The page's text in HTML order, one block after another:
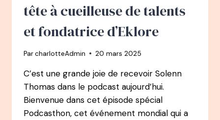
tête à cueilleuse de talents
et fondatrice d’Eklore
ParcharlotteAdmin 20 mars 2025
C’est une grande joie de recevoir Solenn
Thomas dans le podcast aujourd’hui.
Bienvenue dans cet épisode spécial
Podcasthon, cet événement mondial qui a